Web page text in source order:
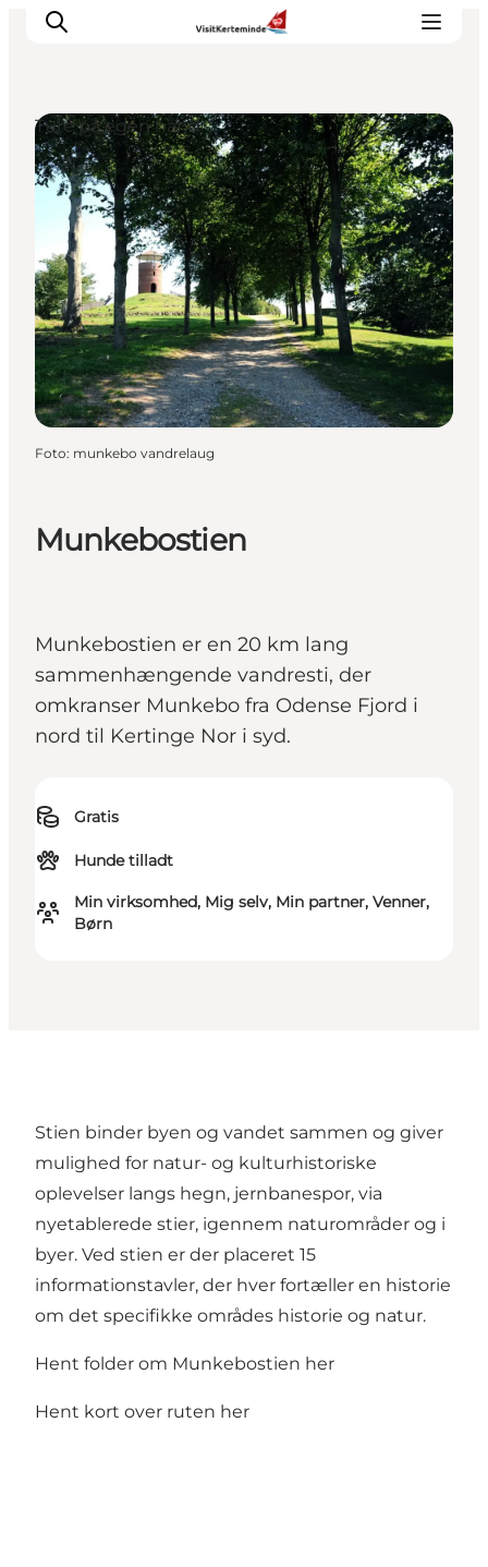
Oplevelser
Aktiviteter
Spis godt
Sov godt
Planlæg din ferie
Det sker
Sommerbus
Munkebostien
Munkebostien er en 20 km lang
sammenhængende vandresti, der
omkranser Munkebo fra Odense Fjord i
nord til Kertinge Nor i syd.
Gratis
Hunde tilladt
Min virksomhed, Mig selv, Min partner, Venner,
Børn
Ture på egen hånd
Foto: munkebo vandrelaug
Stien binder byen og vandet sammen og giver
mulighed for natur- og kulturhistoriske
oplevelser langs hegn, jernbanespor, via
nyetablerede stier, igennem naturområder og i
byer. Ved stien er der placeret 15
informationstavler, der hver fortæller en historie
om det specifikke områdes historie og natur.
Hent folder om Munkebostien her
Hent kort over ruten her